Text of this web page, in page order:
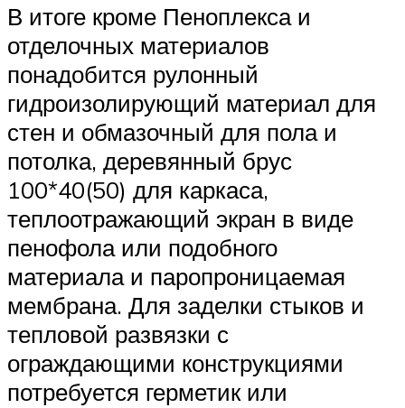
В итоге кроме Пеноплекса и
отделочных материалов
понадобится рулонный
гидроизолирующий материал для
стен и обмазочный для пола и
потолка, деревянный брус
100*40(50) для каркаса,
теплоотражающий экран в виде
пенофола или подобного
материала и паропроницаемая
мембрана. Для заделки стыков и
тепловой развязки с
ограждающими конструкциями
потребуется герметик или